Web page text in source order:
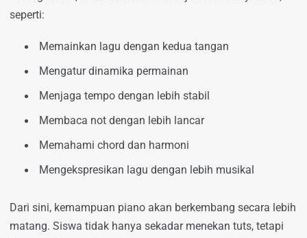
seperti:
Memainkan lagu dengan kedua tangan
Mengatur dinamika permainan
Menjaga tempo dengan lebih stabil
Membaca not dengan lebih lancar
Memahami chord dan harmoni
Mengekspresikan lagu dengan lebih musikal
Dari sini, kemampuan piano akan berkembang secara lebih
matang. Siswa tidak hanya sekadar menekan tuts, tetapi